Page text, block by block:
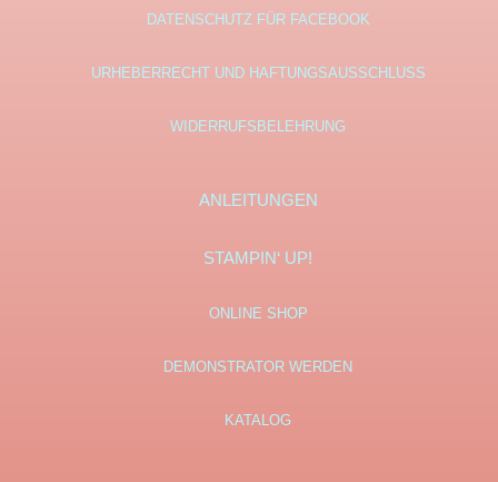
DATENSCHUTZ FÜR FACEBOOK
URHEBERRECHT UND HAFTUNGSAUSSCHLUSS
WIDERRUFSBELEHRUNG
ANLEITUNGEN
STAMPIN‘ UP!
ONLINE SHOP
DEMONSTRATOR WERDEN
KATALOG